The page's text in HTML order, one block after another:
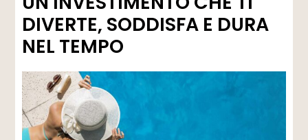
DIVERTE, SODDISFA E DURA
NEL TEMPO